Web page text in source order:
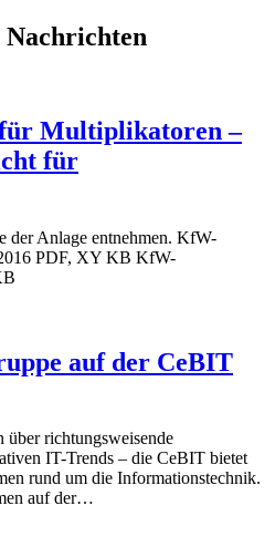
Multiplikatoren –
für
der Anlage entnehmen. KfW-
PDF, XY KB KfW-
auf der CeBIT
über richtungsweisende
IT-Trends – die CeBIT bietet
rund um die Informationstechnik.
auf der…